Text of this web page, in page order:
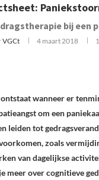
bij een
VGCt 4 maart 2018
wanneer er
om een
leiden tot
zoals
van dagelijkse
meer over cognitieve